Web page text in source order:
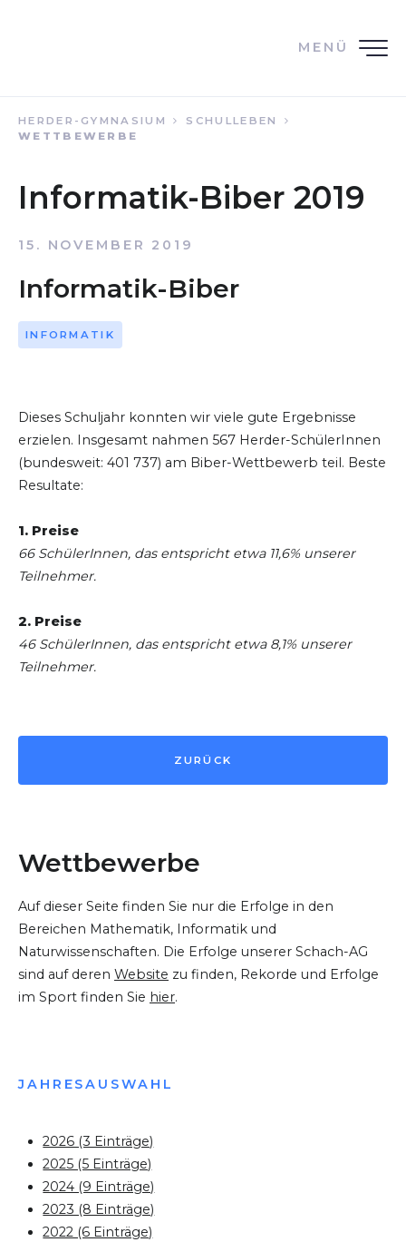
MENÜ
HERDER-GYMNASIUM
SCHULLEBEN
WETTBEWERBE
Informatik-Biber 2019
15. NOVEMBER 2019
Informatik-Biber
INFORMATIK
Dieses Schuljahr konnten wir viele gute Ergebnisse
erzielen. Insgesamt nahmen 567 Herder-SchülerInnen
(bundesweit: 401 737) am Biber-Wettbewerb teil. Beste
Resultate:
1. Preise
66 SchülerInnen, das entspricht etwa 11,6% unserer
Teilnehmer.
2. Preise
46 SchülerInnen, das entspricht etwa 8,1% unserer
Teilnehmer.
ZURÜCK
Wettbewerbe
Auf dieser Seite finden Sie nur die Erfolge in den
Bereichen Mathematik, Informatik und
Naturwissenschaften. Die Erfolge unserer Schach-AG
sind auf deren Website zu finden, Rekorde und Erfolge
im Sport finden Sie hier.
JAHRESAUSWAHL
2026 (3 Einträge)
2025 (5 Einträge)
2024 (9 Einträge)
2023 (8 Einträge)
2022 (6 Einträge)